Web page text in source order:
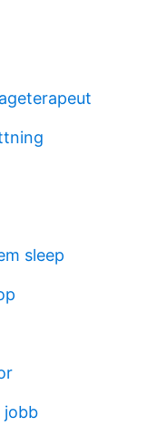
sleep
jobb